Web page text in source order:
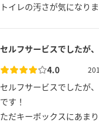
トイレの汚さが気になりま
4.0
セルフサービスでしたが
です！
ただキーボックスにあま